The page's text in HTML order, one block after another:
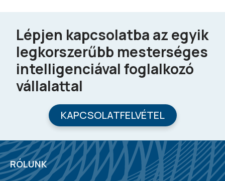
Lépjen kapcsolatba az egyik
legkorszerűbb mesterséges
intelligenciával foglalkozó
vállalattal
KAPCSOLATFELVÉTEL
RÓLUNK